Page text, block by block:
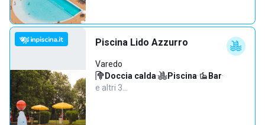
Piscina Lido Azzurro
Varedo
Doccia calda· Piscina· Bar·
e altri 3…